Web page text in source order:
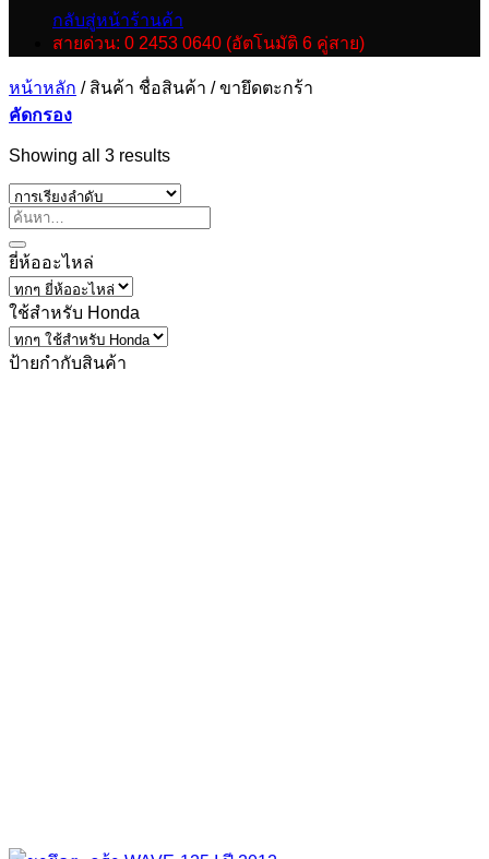
กลับสู่หน้าร้านค้า
สายด่วน: 0 2453 0640 (อัตโนมัติ 6 คู่สาย)
หน้าหลัก /สินค้า ชื่อสินค้า /ขายึดตะกร้า
คัดกรอง
Showing all 3 results
ยี่ห้ออะไหล่
ใช้สำหรับ Honda
ป้ายกำกับสินค้า